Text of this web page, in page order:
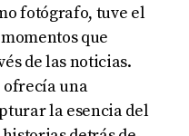
fotógrafo, tuve el
que
de las noticias.
ofrecía una
la esencia del